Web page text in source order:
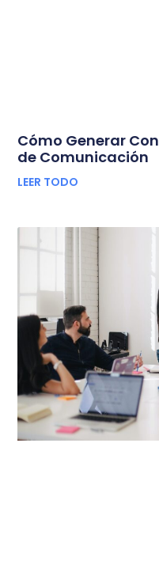
Cómo Generar
de Comunicación
LEER TODO